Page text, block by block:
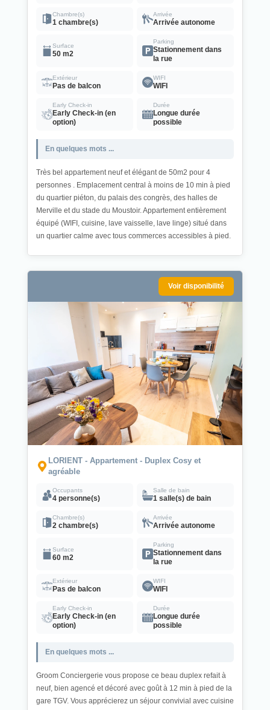
Chambre(s)
1 chambre(s)
Arrivée
Arrivée autonome
Surface
50 m2
Parking
Stationnement dans
la rue
Extérieur
Pas de balcon
WIFI
WIFI
Early Check-in
Early Check-in (en
option)
Durée
Longue durée
possible
En quelques mots ...
Très bel appartement neuf et élégant de 50m2 pour 4
personnes . Emplacement central à moins de 10 min à pied
du quartier piéton, du palais des congrès, des halles de
Merville et du stade du Moustoir. Appartement entièrement
équipé (WIFI, cuisine, lave vaisselle, lave linge) situé dans
un quartier calme avec tous commerces accessibles à pied.
Voir disponibilité
LORIENT - Appartement - Duplex Cosy et
agréable
Occupants
4 personne(s)
Salle de bain
1 salle(s) de bain
Chambre(s)
2 chambre(s)
Arrivée
Arrivée autonome
Surface
60 m2
Parking
Stationnement dans
la rue
Extérieur
Pas de balcon
WIFI
WIFI
Early Check-in
Early Check-in (en
option)
Durée
Longue durée
possible
En quelques mots ...
Groom Conciergerie vous propose ce beau duplex refait à
neuf, bien agencé et décoré avec goût à 12 min à pied de la
gare TGV. Vous apprécierez un séjour convivial avec cuisine